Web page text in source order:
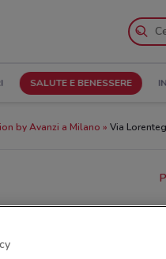
SALUTE E BENESSERE
by Avanzi a Milano Via